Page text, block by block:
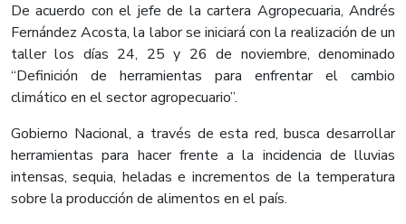
De acuerdo con el jefe de la cartera Agropecuaria, Andrés
Fernández Acosta, la labor se iniciará con la realización de un
taller los días 24, 25 y 26 de noviembre, denominado
“Definición de herramientas para enfrentar el cambio
climático en el sector agropecuario”.
Gobierno Nacional, a través de esta red, busca desarrollar
herramientas para hacer frente a la incidencia de lluvias
intensas, sequia, heladas e incrementos de la temperatura
sobre la producción de alimentos en el país.